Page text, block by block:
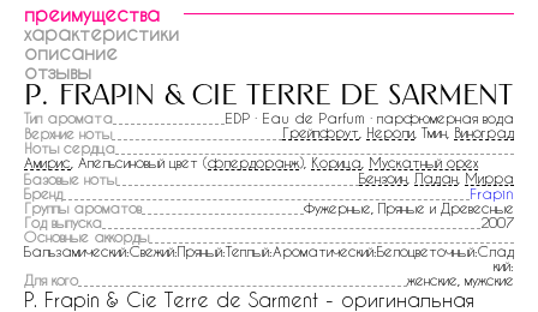
преимущества
характеристики
описание
отзывы
p. frapin & cie terre de sarment
Тип аромата
EDP · Eau de Parfum · парфюмерная вода
Верхние ноты
Грейпфрут Нероли , Тмин, Виноград
Ноты сердца
Амирис , Апельсиновый цвет (флердоранж), Корица Мускатный орех
Базовые ноты
Бензоин Ладан Мирра
Бренд
Frapin
Группы ароматов
Фужерные, Пряные и Древесные
Год выпуска
2007
Основные аккорды
Бальзамический:Свежий:Пряный:Теплый:Ароматический:Белоцветочный:Слад
кий:
Для кого
женские, мужские
P. Frapin & Cie Terre de Sarment - оригинальная